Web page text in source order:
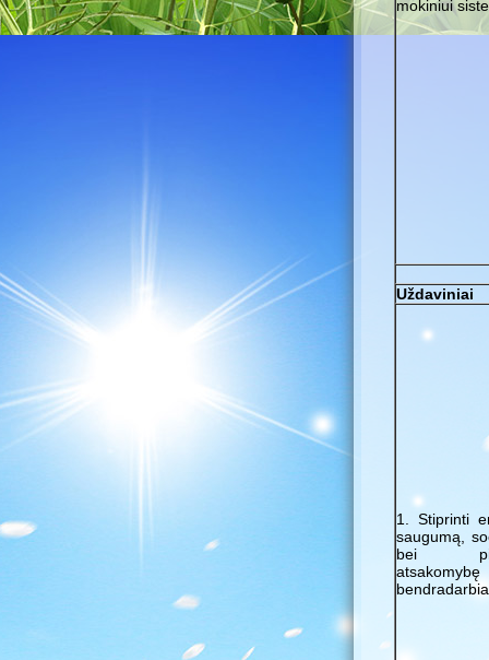
mokiniui
Uždaviniai
1. Stiprinti
saugumą,
bei